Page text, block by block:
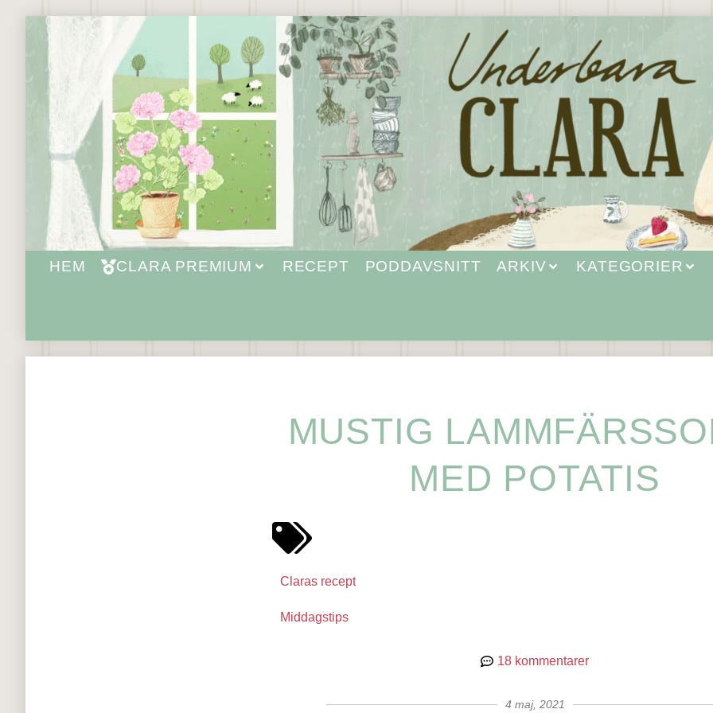
HEM CLARA PREMIUM RECEPT PODDAVSNITT ARKIV KATEGORIER
MUSTIG
MED POTATIS
Claras recept
Middagstips
18 kommentarer
4 maj, 2021